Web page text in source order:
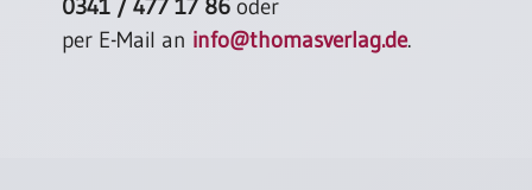
0341 / 477 17 86 oder
per E-Mail an info@thomasverlag.de.